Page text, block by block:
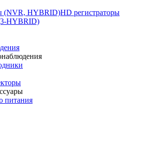
(NVR, HYBRID)HD регистраторы
HYBRID)
питания